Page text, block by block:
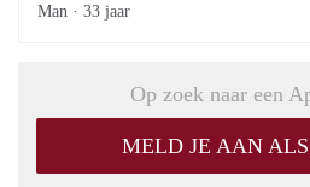
Man · 33 jaar
Op zoek naar een
MELD JE AAN